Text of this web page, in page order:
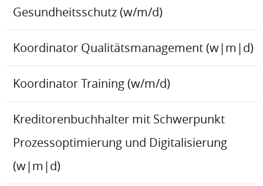
Gesundheitsschutz (w/m/d)
Koordinator Qualitätsmanagement (w|m|d)
Koordinator Training (w/m/d)
Kreditorenbuchhalter mit Schwerpunkt
Prozessoptimierung und Digitalisierung
(w|m|d)